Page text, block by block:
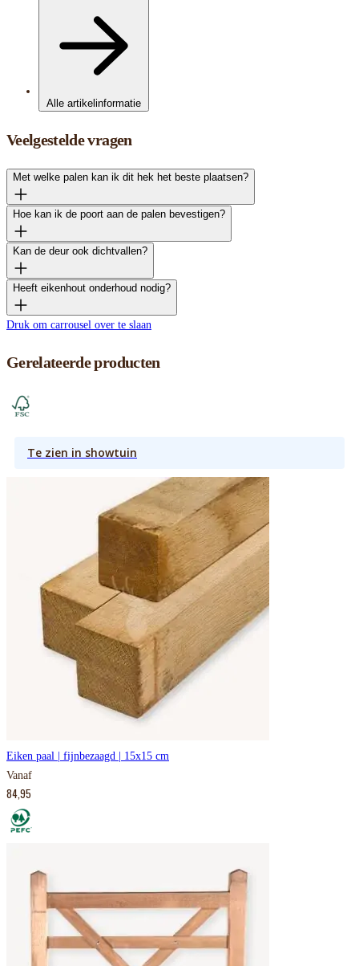
Alle artikelinformatie
Veelgestelde vragen
Met welke palen kan ik dit hek het beste plaatsen?
Hoe kan ik de poort aan de palen bevestigen?
Kan de deur ook dichtvallen?
Heeft eikenhout onderhoud nodig?
Druk om carrousel over te slaan
Gerelateerde producten
Te zien in showtuin
Eiken paal | fijnbezaagd | 15x15 cm
Vanaf
84,95